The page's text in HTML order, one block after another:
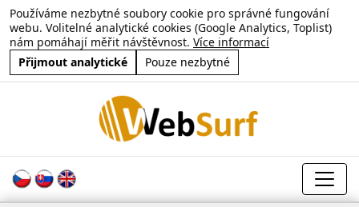
Používáme nezbytné soubory cookie pro správné fungování
webu. Volitelné analytické cookies (Google Analytics, Toplist)
nám pomáhají měřit návštěvnost. Více informací
Přijmout analytické
Pouze nezbytné